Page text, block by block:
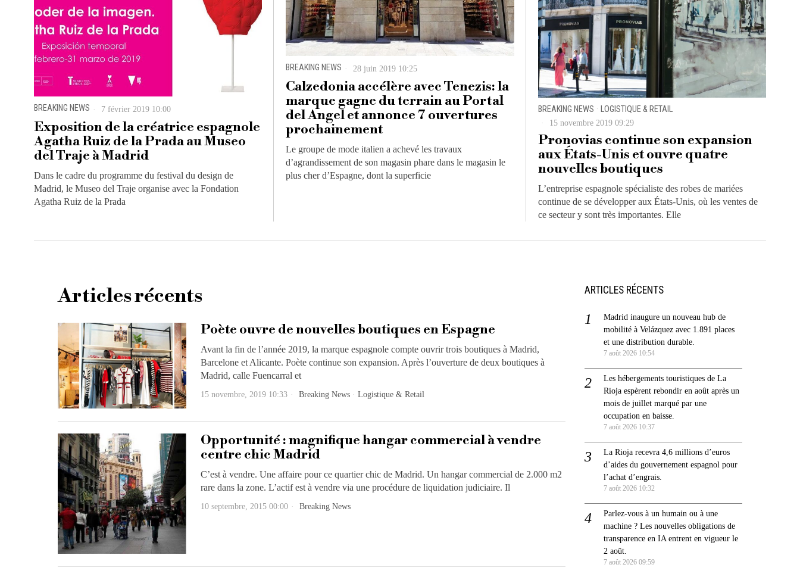
BREAKING NEWS 7 février 2019 10:00
Exposition de la créatrice espagnole
Agatha Ruiz de la Prada au Museo
del Traje à Madrid
Dans le cadre du programme du festival du design de
Madrid, le Museo del Traje organise avec la Fondation
Agatha Ruiz de la Prada
BREAKING NEWS 28 juin 2019 10:25
Calzedonia accélère avec Tenezis: la
marque gagne du terrain au Portal
del Angel et annonce 7 ouvertures
prochainement
Le groupe de mode italien a achevé les travaux
d’agrandissement de son magasin phare dans le magasin le
plus cher d’Espagne, dont la superficie
BREAKING NEWS · LOGISTIQUE & RETAIL
15 novembre 2019 09:29
Pronovias continue son expansion
aux États-Unis et ouvre quatre
nouvelles boutiques
L’entreprise espagnole spécialiste des robes de mariées
continue de se développer aux États-Unis, où les ventes de
ce secteur y sont très importantes. Elle
Articles récents
Poète ouvre de nouvelles boutiques en Espagne
Avant la fin de l’année 2019, la marque espagnole compte ouvrir trois boutiques à Madrid,
Barcelone et Alicante. Poète continue son expansion. Après l’ouverture de deux boutiques à
Madrid, calle Fuencarral et
15 novembre, 2019 10:33 Breaking News · Logistique & Retail
Opportunité : magnifique hangar commercial à vendre
centre chic Madrid
C’est à vendre. Une affaire pour ce quartier chic de Madrid. Un hangar commercial de 2.000 m2
rare dans la zone. L’actif est à vendre via une procédure de liquidation judiciaire. Il
10 septembre, 2015 00:00 Breaking News
ARTICLES RÉCENTS
Madrid inaugure un nouveau hub de
mobilité à Velázquez avec 1.891 places
et une distribution durable.
7 août 2026 10:54
Les hébergements touristiques de La
Rioja espèrent rebondir en août après un
mois de juillet marqué par une
occupation en baisse.
7 août 2026 10:37
La Rioja recevra 4,6 millions d’euros
d’aides du gouvernement espagnol pour
l’achat d’engrais.
7 août 2026 10:32
Parlez-vous à un humain ou à une
machine ? Les nouvelles obligations de
transparence en IA entrent en vigueur le
2 août.
7 août 2026 09:59